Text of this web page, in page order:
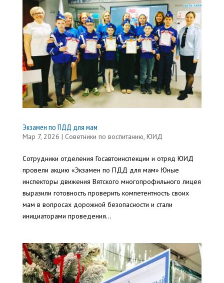
Экзамен по ПДД для мам
Мар 7, 2026 | Советники по воспитанию, ЮИД
Сотрудники отделения Госавтоинспекции и отряд ЮИД
провели акцию «Экзамен по ПДД для мам» Юные
инспекторы движения Вятского многопрофильного лицея
выразили готовность проверить компетентность своих
мам в вопросах дорожной безопасности и стали
инициаторами проведения...